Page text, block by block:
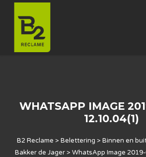
WHATSAPP IMAGE
12.10.04(1)
B2 Reclame > Belettering > Binnen en
Bakker de Jager> WhatsApp Image